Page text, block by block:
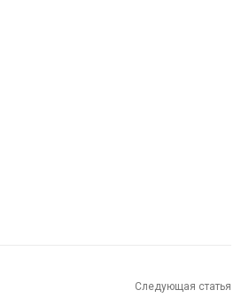
Следующая статья